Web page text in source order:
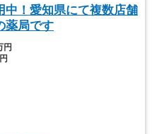
！愛知県にて複数店舗
薬局です
円